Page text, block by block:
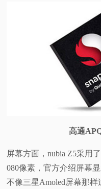
高通
屏幕方面，nubia Z5采用
080像素，官方介绍屏幕
不像三星Amoled屏幕那样